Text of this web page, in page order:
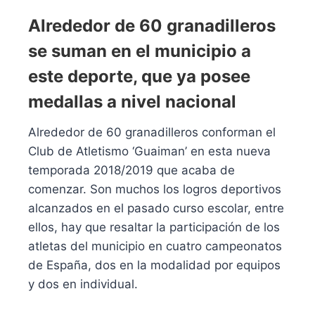
Alrededor de 60 granadilleros
se suman en el municipio a
este deporte, que ya posee
medallas a nivel nacional
Alrededor de 60 granadilleros conforman el
Club de Atletismo ‘Guaiman’ en esta nueva
temporada 2018/2019 que acaba de
comenzar. Son muchos los logros deportivos
alcanzados en el pasado curso escolar, entre
ellos, hay que resaltar la participación de los
atletas del municipio en cuatro campeonatos
de España, dos en la modalidad por equipos
y dos en individual.